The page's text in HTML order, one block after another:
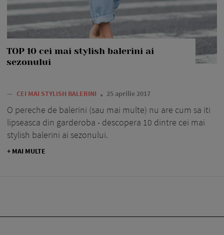
TOP 10 cei mai stylish balerini ai
sezonului
— CEI MAI STYLISH BALERINI 25 aprilie 2017
O pereche de balerini (sau mai multe) nu are cum sa iti
lipseasca din garderoba - descopera 10 dintre cei mai
stylish balerini ai sezonului.
+ MAI MULTE